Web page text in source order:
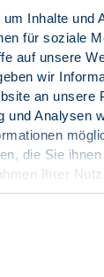
Inhalte und
für soziale
auf unsere
wir
an unsere
und Analysen
die Sie
Ihrer
und
Coaching
Gesundheit